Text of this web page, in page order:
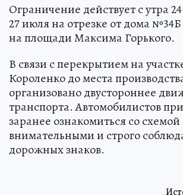
Ограничение действует с утра
27 июля на отрезке от дома
на площади Максима Горького.
В связи с перекрытием на
Короленко до места
организовано двустороннее
транспорта. Автомобилистов
заранее ознакомиться со
внимательными и строго
дорожных знаков.